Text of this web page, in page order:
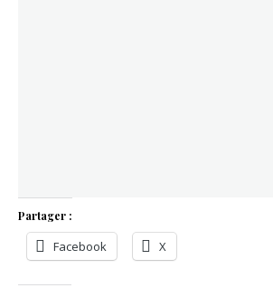
Partager :
Facebook X